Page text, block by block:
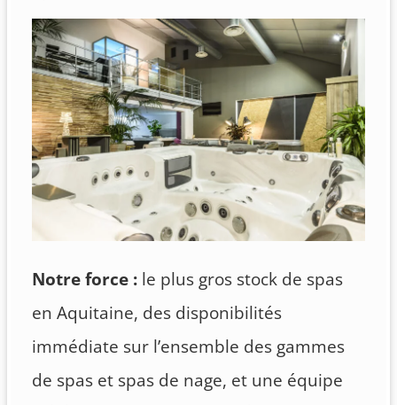
Notre force : le plus gros stock de spas
en Aquitaine, des disponibilités
immédiate sur l’ensemble des gammes
de spas et spas de nage, et une équipe